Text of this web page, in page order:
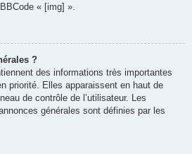
« [img] ».
?
des informations très importantes
priorité. Elles apparaissent en haut de
de contrôle de l’utilisateur. Les
générales sont définies par les